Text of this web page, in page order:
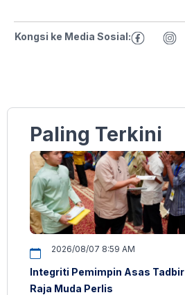
Kongsi ke Media Sosial:
Paling Terkini
2026/08/07 8:59 AM
Integriti Pemimpin Asas
Raja Muda Perlis